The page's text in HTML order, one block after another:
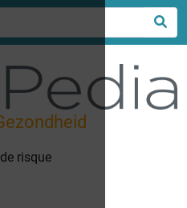
risque